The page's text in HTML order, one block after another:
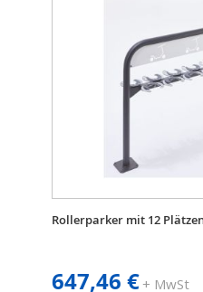
Rollerparker mit 12
647,46 €+ MwSt